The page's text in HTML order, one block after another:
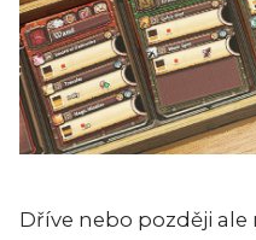
Dříve nebo později